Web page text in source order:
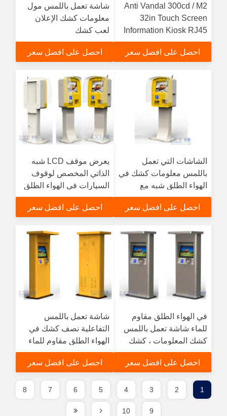
Anti Vandal 300cd / M2
32in Touch Screen
Information Kiosk RJ45
احصل على افضل سعر
شاشة تعمل باللمس مول
معلومات كشك الإعلان
لعب كشك
احصل على افضل سعر
الشاشات التي تعمل
باللمس معلومات كشك في
الهواء الطلق شبه مع
Advantech AIMB 562
المجلس
احصل على افضل سعر
يعرض موقف LCD شبه
الذاتي المخصص لوقوف
السيارات في الهواء الطلق
شاشة LCD مقاس 17/19
بوصة
احصل على افضل سعر
في الهواء الطلق مقاوم
للماء شاشة تعمل باللمس
كشك المعلومات ، كشك
العملاء متعدد الوظائف
احصل على افضل سعر
شاشة تعمل باللمس
التفاعلية نصف كشك في
الهواء الطلق مقاوم للماء
مع شاشة TFT LCD
احصل على افضل سعر
1
2
3
4
5
6
7
8
9
10